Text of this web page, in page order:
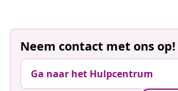
Neem contact met ons op!
Ga naar het Hulpcentrum